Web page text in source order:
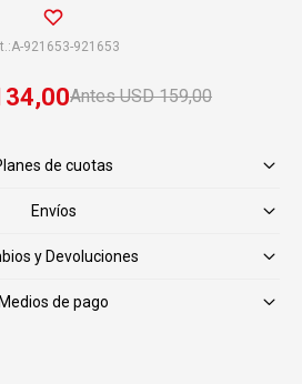
A-921653-921653
USD 159,00
de cuotas
Envíos
y Devoluciones
Medios de pago